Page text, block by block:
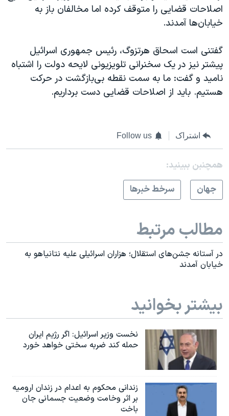
اصلاحات قضایی را متوقف کرده اما مخالفان باز به
خیابان‌ها آمدند.
گفتنی است اسحاق هرتزوگ، رئیس جمهوری اسرائیل
پیشتر نیز در یک سخنرانی تلویزیونی لایحه دولت را اشتباه
نامید و گفت: ما به سمت نقطه بی‌بازگشت در حرکت
هستیم. باید از اصلاحات قضایی دست برداریم.
اشتراک Follow us
همچنبن ببینید:
جهان
سرخط خبرها
مطالب مرتبط
در آستانه جشن‌های استقلال؛ هزاران اسرائیلی علیه نتانیاهو به
خیابان آمدند
بیشتر بخوانید
نخست وزیر اسرائيل: اگر رژیم ایران
حمله کند ضربه سختی خواهد خورد
زندانی محکوم به اعدام در زندان ارومیه
بر اثر وخامت وضعیت جسمانی جان
باخت